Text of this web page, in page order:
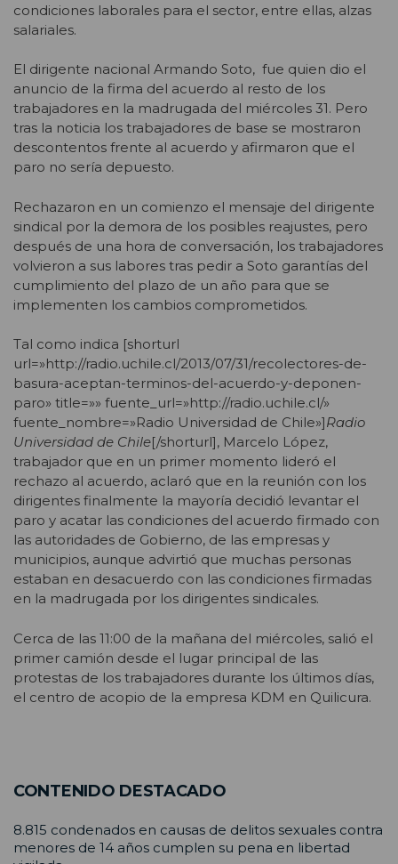
condiciones laborales para el sector, entre ellas, alzas
salariales.
El dirigente nacional Armando Soto, fue quien dio el
anuncio de la firma del acuerdo al resto de los
trabajadores en la madrugada del miércoles 31. Pero
tras la noticia los trabajadores de base se mostraron
descontentos frente al acuerdo y afirmaron que el
paro no sería depuesto.
Rechazaron en un comienzo el mensaje del dirigente
sindical por la demora de los posibles reajustes, pero
después de una hora de conversación, los trabajadores
volvieron a sus labores tras pedir a Soto garantías del
cumplimiento del plazo de un año para que se
implementen los cambios comprometidos.
Tal como indica [shorturl
url=»http://radio.uchile.cl/2013/07/31/recolectores-de-
basura-aceptan-terminos-del-acuerdo-y-deponen-
paro» title=»» fuente_url=»http://radio.uchile.cl/»
fuente_nombre=»Radio Universidad de Chile»]Radio
Universidad de Chile[/shorturl], Marcelo López,
trabajador que en un primer momento lideró el
rechazo al acuerdo, aclaró que en la reunión con los
dirigentes finalmente la mayoría decidió levantar el
paro y acatar las condiciones del acuerdo firmado con
las autoridades de Gobierno, de las empresas y
municipios, aunque advirtió que muchas personas
estaban en desacuerdo con las condiciones firmadas
en la madrugada por los dirigentes sindicales.
Cerca de las 11:00 de la mañana del miércoles, salió el
primer camión desde el lugar principal de las
protestas de los trabajadores durante los últimos días,
el centro de acopio de la empresa KDM en Quilicura.
CONTENIDO DESTACADO
8.815 condenados en causas de delitos sexuales contra
menores de 14 años cumplen su pena en libertad